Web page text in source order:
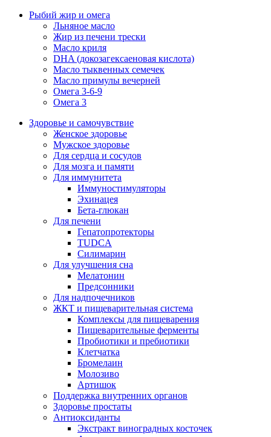
Рыбий жир и омега
Льняное масло
Жир из печени трески
Масло криля
DHA (докозагексаеновая кислота)
Масло тыквенных семечек
Масло примулы вечерней
Омега 3-6-9
Омега 3
Здоровье и самочувствие
Женское здоровье
Мужское здоровье
Для сердца и сосудов
Для мозга и памяти
Для иммунитета
Иммуностимуляторы
Эхинацея
Бета-глюкан
Для печени
Гепатопротекторы
TUDCA
Силимарин
Для улучшения сна
Мелатонин
Предсонники
Для надпочечников
ЖКТ и пищеварительная система
Комплексы для пищеварения
Пищеварительные ферменты
Пробиотики и пребиотики
Клетчатка
Бромелаин
Молозиво
Артишок
Поддержка внутренних органов
Здоровье простаты
Антиоксиданты
Экстракт виноградных косточек